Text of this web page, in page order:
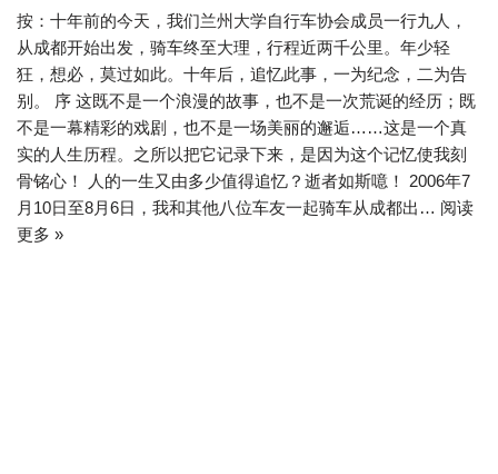
按：十年前的今天，我们兰州大学自行车协会成员一行九人，
从成都开始出发，骑车终至大理，行程近两千公里。年少轻
狂，想必，莫过如此。十年后，追忆此事，一为纪念，二为告
别。 序 这既不是一个浪漫的故事，也不是一次荒诞的经历；既
不是一幕精彩的戏剧，也不是一场美丽的邂逅……这是一个真
实的人生历程。之所以把它记录下来，是因为这个记忆使我刻
骨铭心！ 人的一生又由多少值得追忆？逝者如斯噫！ 2006年7
月10日至8月6日，我和其他八位车友一起骑车从成都出… 阅读
更多 »